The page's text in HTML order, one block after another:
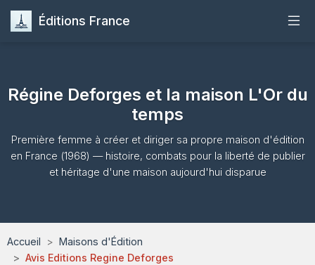
Éditions France
Publier
Maisons d'Édition
Quiz
Régine Deforges et la maison L'Or du
temps
Première femme à créer et diriger sa propre maison d'édition
en France (1968) — histoire, combats pour la liberté de publier
et héritage d'une maison aujourd'hui disparue
Accueil
Maisons d'Édition
Avis Editions Regine Deforges